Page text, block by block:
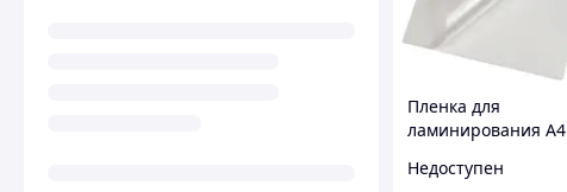
Пленка для
ламинирования А4
штук для защиты
Недоступен